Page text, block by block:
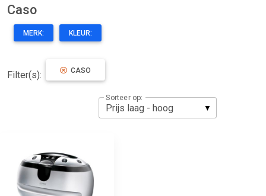
Caso
MERK: KLEUR:
Filter(s): CASO
Sorteer op: